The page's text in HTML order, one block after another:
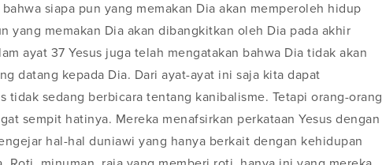
siapa pun yang memakan Dia akan memperoleh hidup
yang memakan Dia akan dibangkitkan oleh Dia pada akhir
ayat 37 Yesus juga telah mengatakan bahwa Dia tidak akan
datang kepada Dia. Dari ayat-ayat ini saja kita dapat
tidak sedang berbicara tentang kanibalisme. Tetapi orang-orang
sempit hatinya. Mereka menafsirkan perkataan Yesus dengan
hal-hal duniawi yang hanya berkait dengan kehidupan